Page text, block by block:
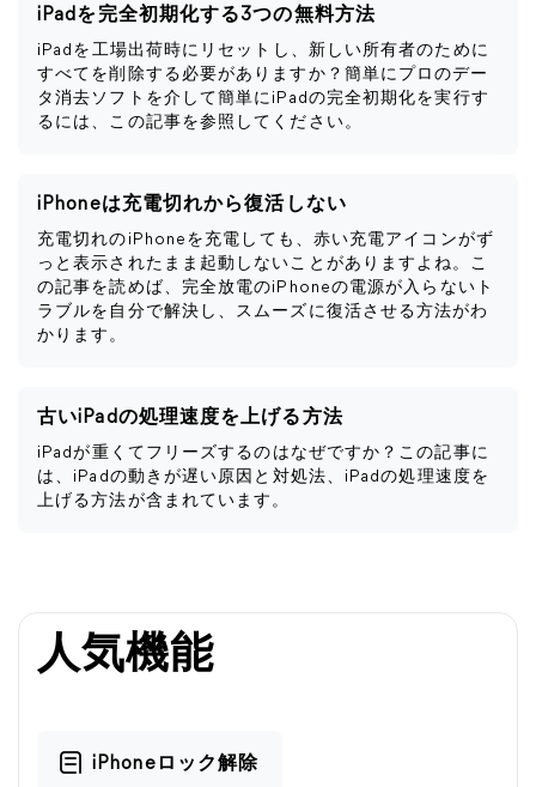
iPadを完全初期化する3つの無料方法
iPadを工場出荷時にリセットし、新しい所有者のために
すべてを削除する必要がありますか？簡単にプロのデー
タ消去ソフトを介して簡単にiPadの完全初期化を実行す
るには、この記事を参照してください。
iPhoneは充電切れから復活しない
充電切れのiPhoneを充電しても、赤い充電アイコンがず
っと表示されたまま起動しないことがありますよね。こ
の記事を読めば、完全放電のiPhoneの電源が入らないト
ラブルを自分で解決し、スムーズに復活させる方法がわ
かります。
古いiPadの処理速度を上げる方法
iPadが重くてフリーズするのはなぜですか？この記事に
は、iPadの動きが遅い原因と対処法、iPadの処理速度を
上げる方法が含まれています。
人気機能
iPhoneロック解除